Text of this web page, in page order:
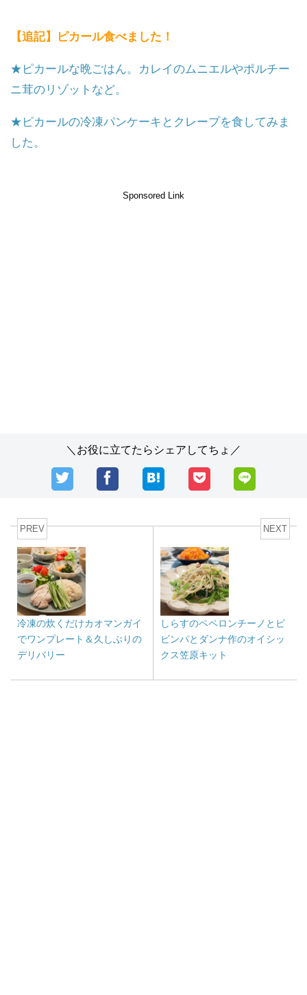
【追記】ピカール食べました！
★ピカールな晩ごはん。カレイのムニエルやポルチー
ニ茸のリゾットなど。
★ピカールの冷凍パンケーキとクレープを食してみま
した。
Sponsored Link
＼お役に立てたらシェアしてちょ／
PREV
冷凍の炊くだけカオマンガイ
でワンプレート＆久しぶりの
デリバリー
NEXT
しらすのペペロンチーノとビ
ビンパとダンナ作のオイシッ
クス笠原キット